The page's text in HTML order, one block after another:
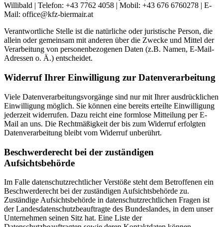
Willibald | Telefon: +43 7762 4058 | Mobil: +43 676 6760278 | E-
Mail: office@kfz-biermair.at
Verantwortliche Stelle ist die natürliche oder juristische Person, die
allein oder gemeinsam mit anderen über die Zwecke und Mittel der
Verarbeitung von personenbezogenen Daten (z.B. Namen, E-Mail-
Adressen o. Ä.) entscheidet.
Widerruf Ihrer Einwilligung zur Datenverarbeitung
Viele Datenverarbeitungsvorgänge sind nur mit Ihrer ausdrücklichen
Einwilligung möglich. Sie können eine bereits erteilte Einwilligung
jederzeit widerrufen. Dazu reicht eine formlose Mitteilung per E-
Mail an uns. Die Rechtmäßigkeit der bis zum Widerruf erfolgten
Datenverarbeitung bleibt vom Widerruf unberührt.
Beschwerderecht bei der zuständigen
Aufsichtsbehörde
Im Falle datenschutzrechtlicher Verstöße steht dem Betroffenen ein
Beschwerderecht bei der zuständigen Aufsichtsbehörde zu.
Zuständige Aufsichtsbehörde in datenschutzrechtlichen Fragen ist
der Landesdatenschutzbeauftragte des Bundeslandes, in dem unser
Unternehmen seinen Sitz hat. Eine Liste der